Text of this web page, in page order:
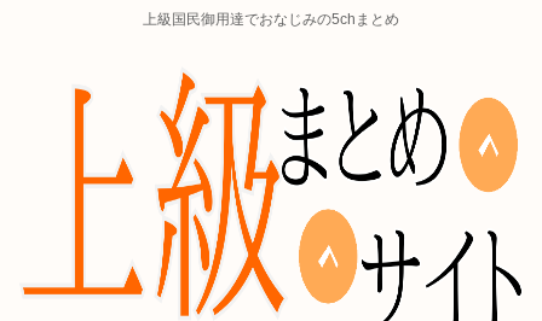
上級国民御用達でおなじみの5chまとめ